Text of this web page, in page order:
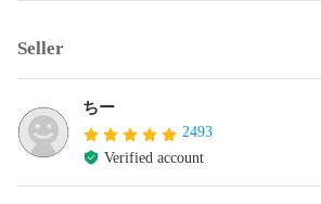
Seller
ちー
2493
Verified account